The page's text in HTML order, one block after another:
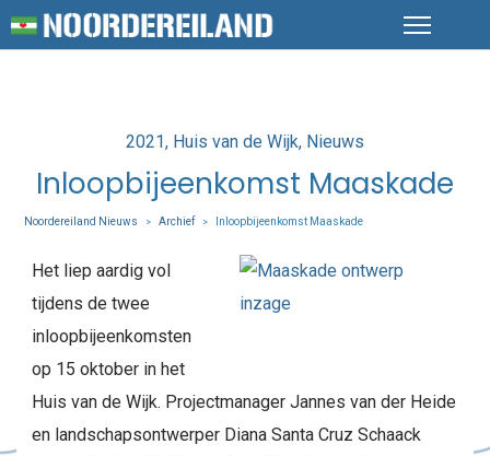
Posted
in
2021 Huis van de Wijk Nieuws
Inloopbijeenkomst Maaskade
Noordereiland Nieuws > Archief > Inloopbijeenkomst Maaskade
Het liep aardig vol
tijdens de twee
inloopbijeenkomsten
op 15 oktober in het
Huis van de Wijk. Projectmanager Jannes van der Heide
en landschapsontwerper Diana Santa Cruz Schaack